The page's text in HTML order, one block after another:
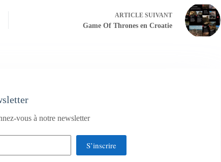
ARTICLESUIVANT
Game Of Thrones en Croatie
vous à notre newsletter
S’inscrire